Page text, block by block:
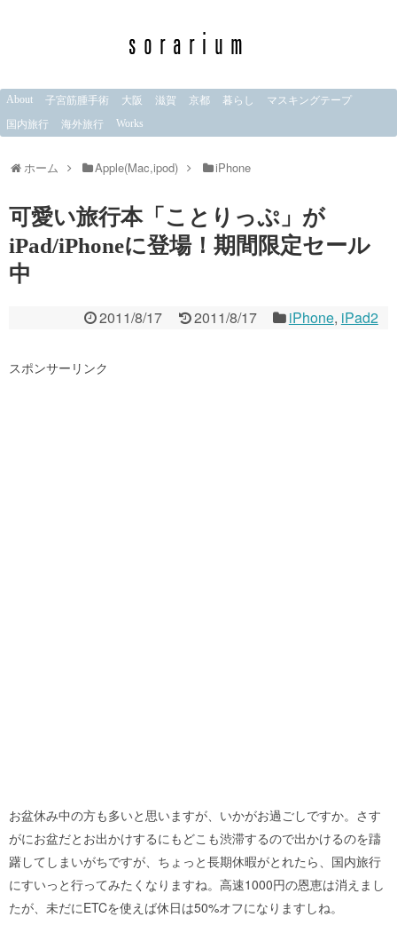
About 子宮筋腫手術 大阪 滋賀 京都 暮らし
マスキングテープ
国内旅行
海外旅行 Works
ホーム Apple(Mac,ipod) iPhone
可愛い旅行本「ことりっぷ」が
iPad/iPhoneに登場！期間限定セール
中
2011/8/17 2011/8/17 iPhone, iPad2
スポンサーリンク
お盆休み中の方も多いと思いますが、いかがお過ごしですか。さす
がにお盆だとお出かけするにもどこも渋滞するので出かけるのを躊
躇してしまいがちですが、ちょっと長期休暇がとれたら、国内旅行
にすいっと行ってみたくなりますね。高速1000円の恩恵は消えまし
たが、未だにETCを使えば休日は50%オフになりますしね。